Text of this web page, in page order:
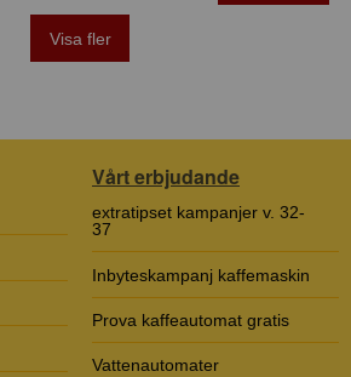
Visa fler
Vårt erbjudande
extratipset kampanjer v. 32-
37
Inbyteskampanj kaffemaskin
Prova kaffeautomat gratis
Vattenautomater